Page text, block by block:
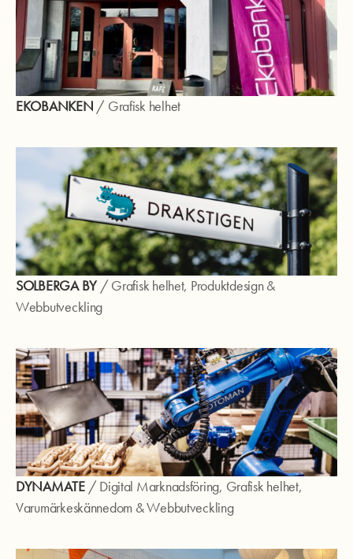
EKOBANKEN / Grafisk helhet
SOLBERGA BY/ Grafisk helhet, Produktdesign&
Webbutveckling
DYNAMATE/ Digital Marknadsföring, Grafisk helhet,
Varumärkeskännedom &Webbutveckling